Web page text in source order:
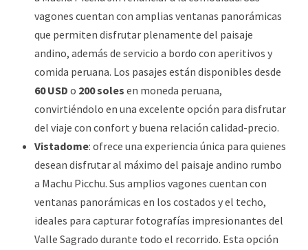
vagones cuentan con amplias ventanas panorámicas
que permiten disfrutar plenamente del paisaje
andino, además de servicio a bordo con aperitivos y
comida peruana. Los pasajes están disponibles desde
60 USD o 200 soles en moneda peruana,
convirtiéndolo en una excelente opción para disfrutar
del viaje con confort y buena relación calidad-precio.
Vistadome: ofrece una experiencia única para quienes
desean disfrutar al máximo del paisaje andino rumbo
a Machu Picchu. Sus amplios vagones cuentan con
ventanas panorámicas en los costados y el techo,
ideales para capturar fotografías impresionantes del
Valle Sagrado durante todo el recorrido. Esta opción